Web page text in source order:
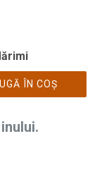
ÎN COȘ